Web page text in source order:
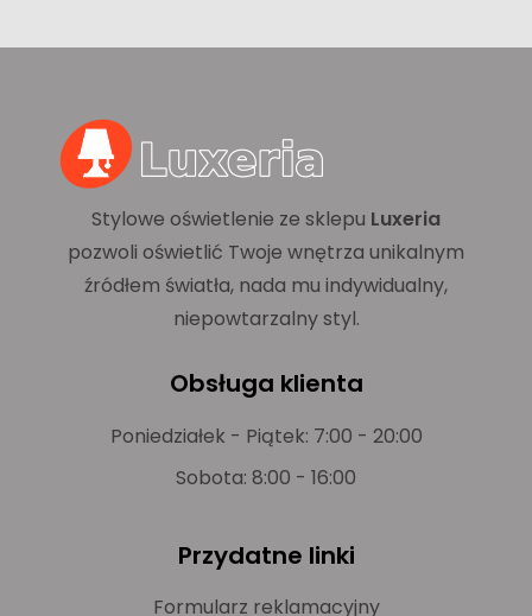
Stylowe oświetlenie ze sklepu Luxeria
pozwoli oświetlić Twoje wnętrza unikalnym
źródłem światła, nada mu indywidualny,
niepowtarzalny styl.
Obsługa klienta
Poniedziałek - Piątek: 7:00 - 20:00
Sobota: 8:00 - 16:00
Przydatne linki
Formularz reklamacyjny